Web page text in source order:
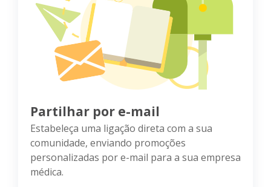
Partilhar por e-mail
Estabeleça uma ligação direta com a sua
comunidade, enviando promoções
personalizadas por e-mail para a sua empresa
médica.